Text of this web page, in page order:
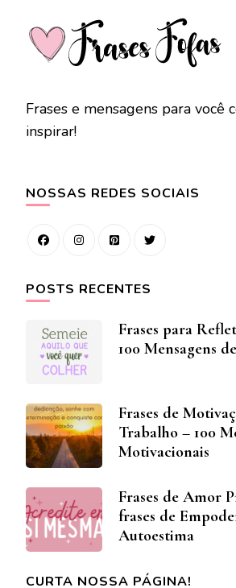
Frases e mensagens para você
inspirar!
NOSSAS REDES SOCIAIS
POSTS RECENTES
Frases para
100 Mensagens
Frases de
Trabalho – 100
Motivacionais
Frases de Amor
frases de
Autoestima
CURTA NOSSA PÁGINA!